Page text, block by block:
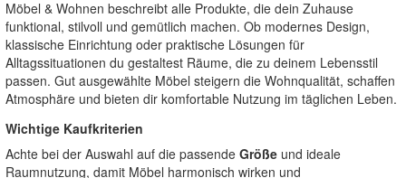
Möbel & Wohnen beschreibt alle Produkte, die dein Zuhause
funktional, stilvoll und gemütlich machen. Ob modernes Design,
klassische Einrichtung oder praktische Lösungen für
Alltagssituationen du gestaltest Räume, die zu deinem Lebensstil
passen. Gut ausgewählte Möbel steigern die Wohnqualität, schaffen
Atmosphäre und bieten dir komfortable Nutzung im täglichen Leben.
Wichtige Kaufkriterien
Achte bei der Auswahl auf die passende Größe und ideale
Raumnutzung, damit Möbel harmonisch wirken und